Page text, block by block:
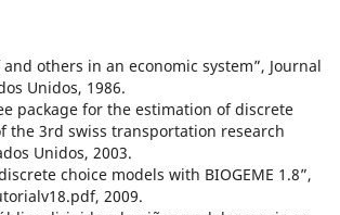
and others in an economic system”, Journal
Unidos, 1986.
package for the estimation of discrete
the 3rd swiss transportation research
Unidos, 2003.
choice models with BIOGEME 1.8”,
2009.